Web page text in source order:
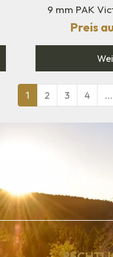
9 mm PAK
Preis
1 2 3 4 …